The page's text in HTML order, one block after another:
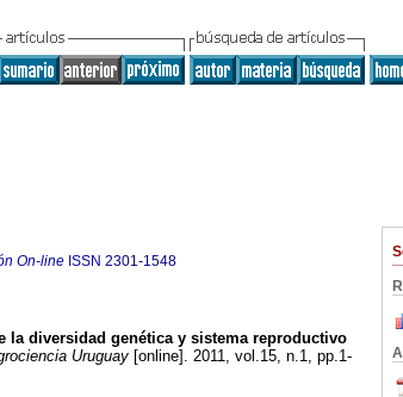
On-line ISSN 2301-1548
la diversidad genética y sistema reproductivo
Uruguay [online]. 2011, vol.15, n.1, pp.1-